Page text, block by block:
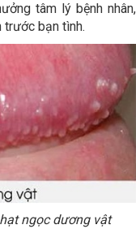
tâm lý bệnh nhân,
bạn tình.
ngọc dương vật